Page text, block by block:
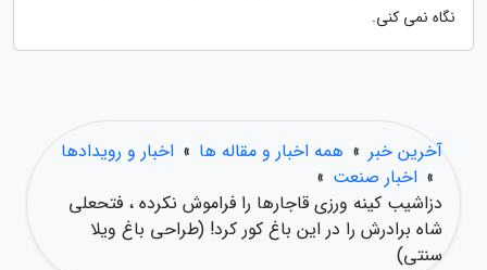
نگاه نمی کنی.
آخرین خبر » همه اخبار و مقاله ها » اخبار و رویدادها
» اخبار صنعت »
دزاشیب کینه ورزی قاجارها را فراموش نکرده ، فتحعلی
شاه برادرش را در این باغ کور کرد! (طراحی باغ ویلا
سنتی)